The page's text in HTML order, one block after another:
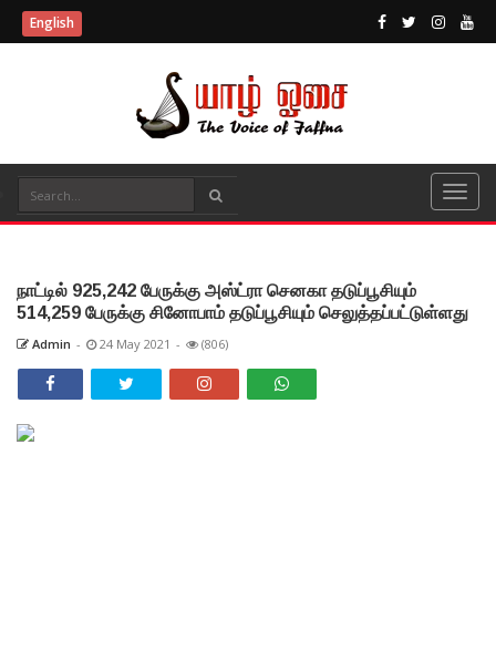
English
நாட்டில் 925,242 பேருக்கு அஸ்ட்ரா செனகா தடுப்பூசியும்
514,259 பேருக்கு சினோபாம் தடுப்பூசியும் செலுத்தப்பட்டுள்ளது
Admin - 24 May 2021 - (806)